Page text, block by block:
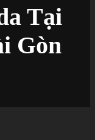
Tại
Gòn
Sài Gòn Phố